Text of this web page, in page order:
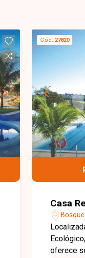
Cód. 27820
Casa
oferece